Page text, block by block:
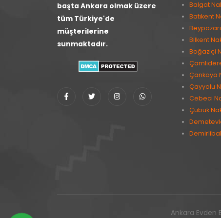
başta Ankara olmak üzere
tüm Türkiye'de
müşterilerine
sunmaktadır.
Balgat
Batıkent
Bilkent
Boğaziçi
Çankaya
Çayyolu
Cebeci
Çubuk
Ankara Evden